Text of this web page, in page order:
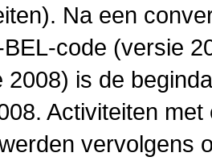
Na een
BEL-code (versie
2008) is de
Activiteiten
vervolgens